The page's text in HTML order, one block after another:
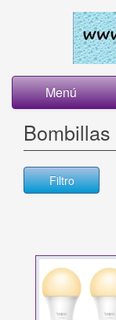
Menú
Bombillas
Filtro